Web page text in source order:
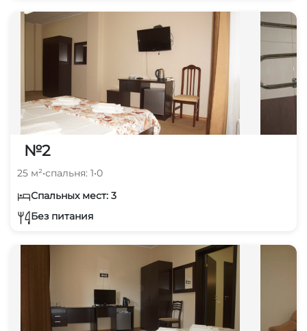
№2
25 м²•спальня: 1•0
Спальных мест: 3
Без питания